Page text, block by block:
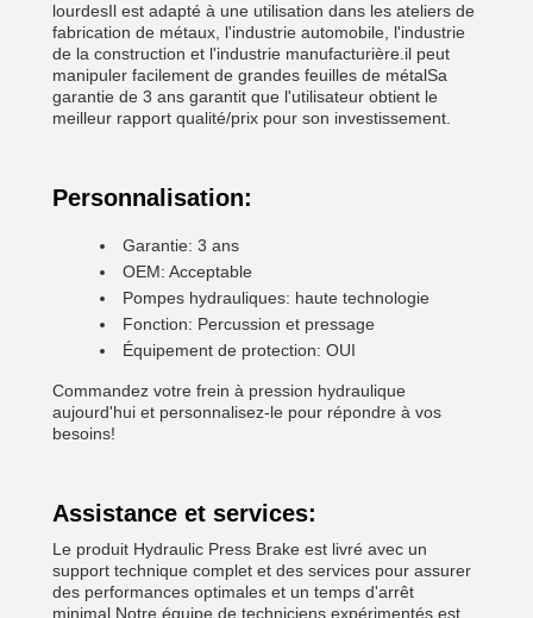
lourdesIl est adapté à une utilisation dans les ateliers de
fabrication de métaux, l'industrie automobile, l'industrie
de la construction et l'industrie manufacturière.il peut
manipuler facilement de grandes feuilles de métalSa
garantie de 3 ans garantit que l'utilisateur obtient le
meilleur rapport qualité/prix pour son investissement.
Personnalisation:
Garantie: 3 ans
OEM: Acceptable
Pompes hydrauliques: haute technologie
Fonction: Percussion et pressage
Équipement de protection: OUI
Commandez votre frein à pression hydraulique
aujourd'hui et personnalisez-le pour répondre à vos
besoins!
Assistance et services:
Le produit Hydraulic Press Brake est livré avec un
support technique complet et des services pour assurer
des performances optimales et un temps d'arrêt
minimal.Notre équipe de techniciens expérimentés est